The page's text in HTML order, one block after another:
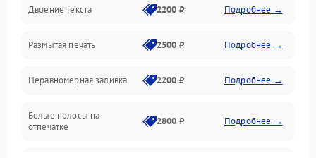
Подключение и интерфейсы
Панель управления и индикация
Режим работы
Питание и запуск
Двоение текста 2200 ₽ Подробнее →
Размытая печать 2500 ₽ Подробнее →
Неравномерная заливка 2200 ₽ Подробнее →
Белые полосы на
отпечатке
2800 ₽ Подробнее →